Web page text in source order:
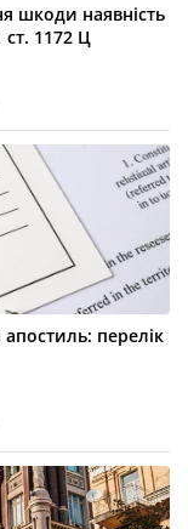
шкоди наявність
1172 Ц
перелік